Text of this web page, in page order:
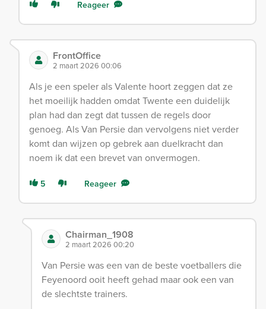
Reageer
FrontOffice
2 maart 2026 00:06
Als je een speler als Valente hoort zeggen dat ze
het moeilijk hadden omdat Twente een duidelijk
plan had dan zegt dat tussen de regels door
genoeg. Als Van Persie dan vervolgens niet verder
komt dan wijzen op gebrek aan duelkracht dan
noem ik dat een brevet van onvermogen.
5 Reageer
Chairman_1908
2 maart 2026 00:20
Van Persie was een van de beste voetballers die
Feyenoord ooit heeft gehad maar ook een van
de slechtste trainers.